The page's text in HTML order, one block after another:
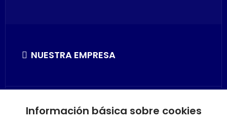
NUESTRA EMPRESA
SU CUENTA
Información básica sobre cookies